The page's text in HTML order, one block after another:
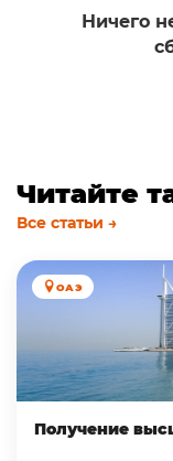
Ничего
Читайте
Все статьи →
ОАЭ
Получение